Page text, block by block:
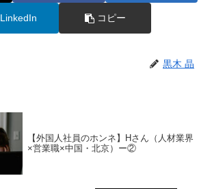
LinkedIn コピー
黒木 晶
【外国人社員のホンネ】Hさん（人材業界
×営業職×中国・北京）ー②